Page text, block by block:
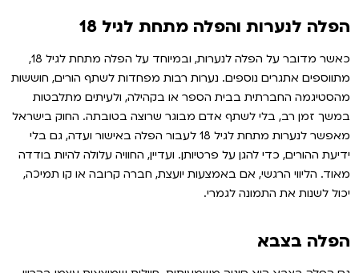
הפלה לנערות והפלה מתחת לגיל 18
כאשר מדובר על הפלה לנערות, ובמיוחד על הפלה מתחת לגיל 18,
מתווספים אתגרים נוספים. נערות רבות מפחדות לשתף הורים, חוששות
מהסטיגמה החברתית בבית הספר או בקהילה, ולעיתים מתלבטות
במשך זמן רב, בלי לשתף אדם מבוגר שרוצה בטובתה. החוק בישראל
מאפשר לנערות מתחת לגיל 18 לעבור הפלה באישור ועדה, גם בלי
ידיעת ההורים, כדי להגן על פרטיותן. ועדיין, החוויה עלולה להיות בודדה
מאוד. הליווי הרגשי, אם באמצעות יועצת, חברה קרובה או קו תמיכה,
יכול לשנות את התמונה לגמרי.
הפלה בצבא